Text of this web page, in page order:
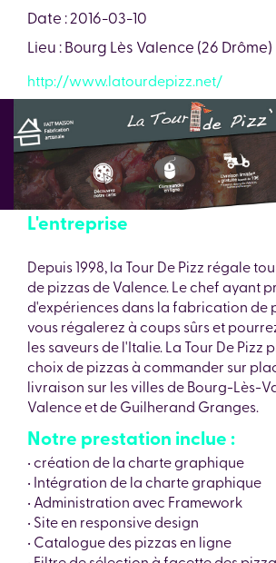
Date : 2016-03-10
Lieu : Bourg Lès Valence (26 Drôme)
http://www.latourdepizz.net/
L'entreprise
Depuis 1998, la Tour De Pizz régale
de pizzas de Valence. Le chef ayant
d'expériences dans la fabrication de
vous régalerez à coups sûrs et
les saveurs de l'Italie. La Tour De Pizz
choix de pizzas à commander sur
livraison sur les villes de Bourg-Lès-
Valence et de Guilherand Granges.
Notre prestation inclue :
• création de la charte graphique
• Intégration de la charte graphique
• Administration avec Framework
• Site en responsive design
• Catalogue des pizzas en ligne